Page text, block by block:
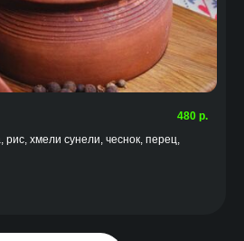
480 р.
рис, хмели сунели, чеснок, перец,